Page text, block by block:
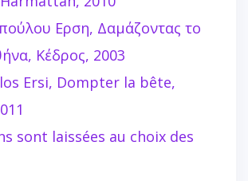
Eρση, Δαμάζοντας το
Κέδρος, 2003
Ersi, Dompter la bête,
sont laissées au choix des